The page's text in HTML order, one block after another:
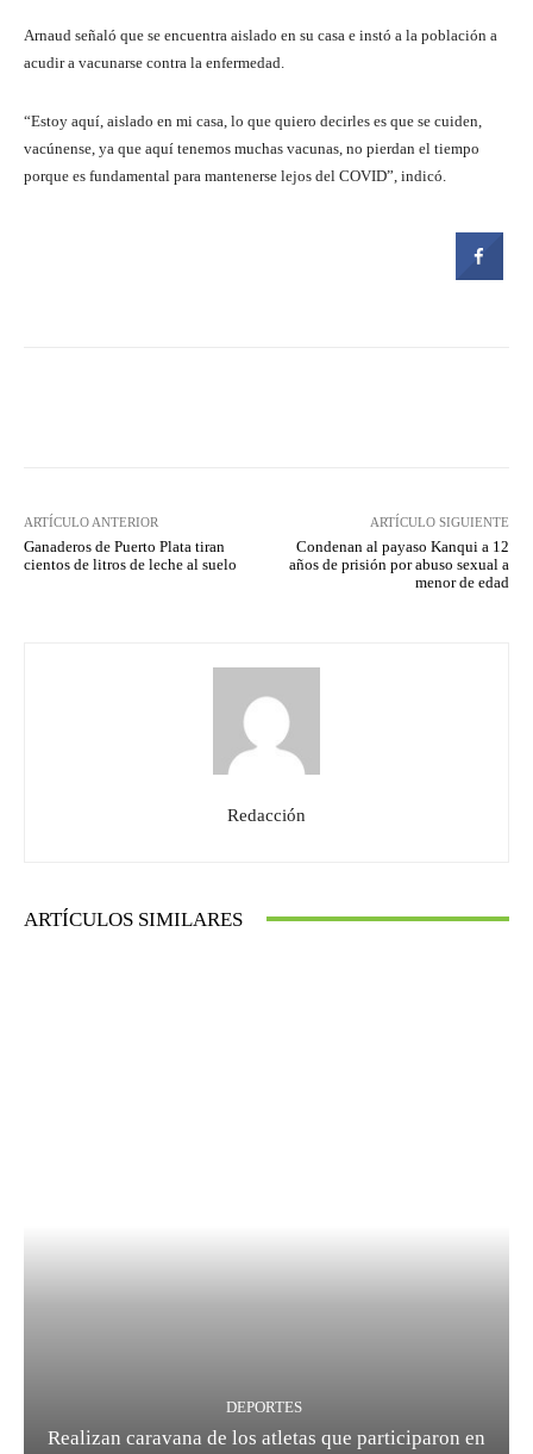
Arnaud señaló que se encuentra aislado en su casa e instó a la población a
acudir a vacunarse contra la enfermedad.
“Estoy aquí, aislado en mi casa, lo que quiero decirles es que se cuiden,
vacúnense, ya que aquí tenemos muchas vacunas, no pierdan el tiempo
porque es fundamental para mantenerse lejos del COVID”, indicó.
ARTÍCULO ANTERIOR
Ganaderos de Puerto Plata tiran
cientos de litros de leche al suelo
ARTÍCULO SIGUIENTE
Condenan al payaso Kanqui a 12
años de prisión por abuso sexual a
menor de edad
Redacción
ARTÍCULOS SIMILARES
DEPORTES
Realizan caravana de los atletas que participaron en